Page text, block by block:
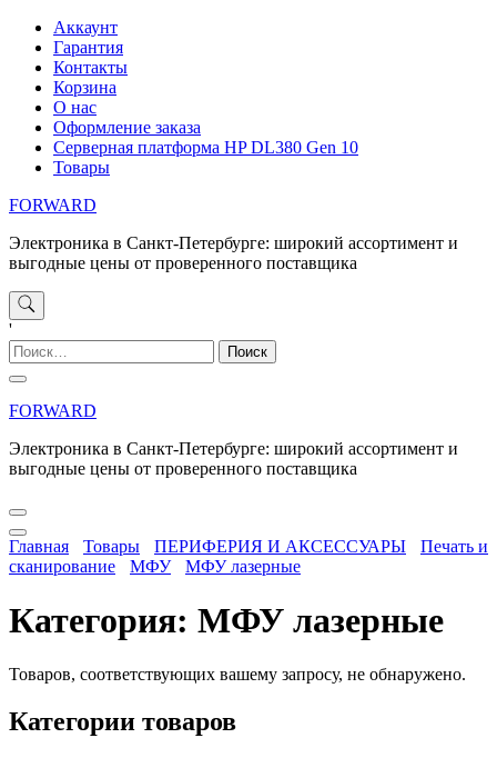
Перейти
содержимому
Аккаунт
Гарантия
Контакты
Корзина
О нас
Оформление заказа
Серверная платформа HP DL380 Gen 10
Товары
FORWARD
Электроника в Санкт-Петербурге: широкий ассортимент и
выгодные цены от проверенного поставщика
'
Найти:
FORWARD
Электроника в Санкт-Петербурге: широкий ассортимент и
выгодные цены от проверенного поставщика
Главная Товары ПЕРИФЕРИЯ И АКСЕССУАРЫ
Печать и
сканирование
МФУ МФУ лазерные
Категория: МФУ лазерные
Товаров, соответствующих вашему запросу, не обнаружено.
Категории товаров